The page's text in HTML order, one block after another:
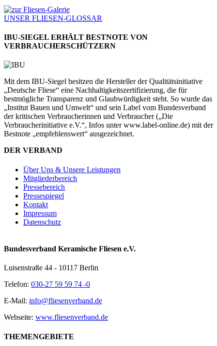
UNSER FLIESEN-GLOSSAR
IBU-SIEGEL ERHÄLT BESTNOTE VON
VERBRAUCHERSCHÜTZERN
Mit dem IBU-Siegel besitzen die Hersteller der Qualitätsinitiative
„Deutsche Fliese“ eine Nachhaltigkeitszertifizierung, die für
bestmögliche Transparenz und Glaubwürdigkeit steht. So wurde das
„Institut Bauen und Umwelt“ und sein Label vom Bundesverband
der kritischen Verbraucherinnen und Verbraucher („Die
Verbraucherinitiative e.V.“, Infos unter www.label-online.de) mit der
Bestnote „empfehlenswert“ ausgezeichnet.
DER VERBAND
Über Uns & Unsere Leistungen
Mitgliederbereich
Pressebereich
Pressespiegel
Kontakt
Impressum
Datenschutz
Bundesverband Keramische Fliesen e.V.
Luisenstraße 44 - 10117 Berlin
Telefon: 030-27 59 59 74 -0
E-Mail: info@fliesenverband.de
Webseite: www.fliesenverband.de
THEMENGEBIETE